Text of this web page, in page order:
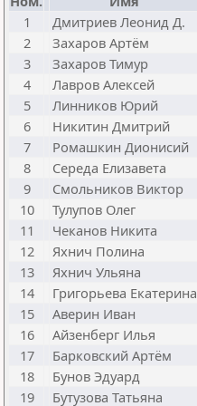
1
Дмитриев Леонид Д.
2
Захаров Артём
3
Захаров Тимур
4
Лавров Алексей
5
Линников Юрий
6
Никитин Дмитрий
7
Ромашкин Дионисий
8
Середа Елизавета
9
Смольников Виктор
10
Тулупов Олег
11
Чеканов Никита
12
Яхнич Полина
13
Яхнич Ульяна
14
Григорьева Екатерина
15
Аверин Иван
16
Айзенберг Илья
17
Барковский Артём
18
Бунов Эдуард
19
Бутузова Татьяна